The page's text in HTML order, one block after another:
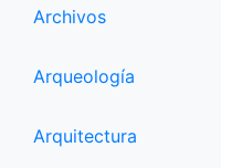
Archivos
Arqueología
Arquitectura